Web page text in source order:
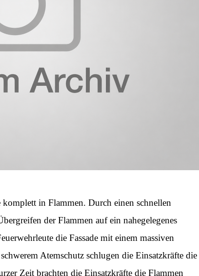
in Flammen. Durch einen schnellen
der Flammen auf ein nahegelegenes
die Fassade mit einem massiven
Atemschutz schlugen die Einsatzkräfte die
Zeit brachten die Einsatzkräfte die Flammen